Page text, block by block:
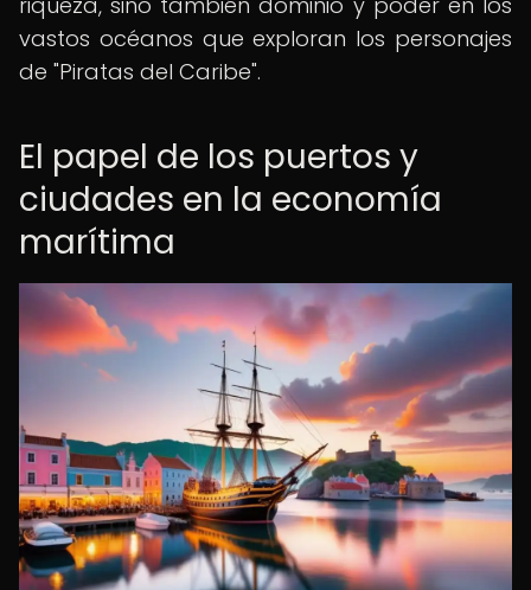
vastos océanos que exploran los personajes
de "Piratas del Caribe".
El papel de los puertos y
ciudades en la economía
marítima